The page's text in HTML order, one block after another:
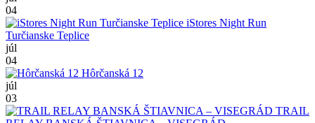
04
iStores Night Run
Turčianske Teplice
júl
04
Hôrčanská 12
júl
03
TRAIL